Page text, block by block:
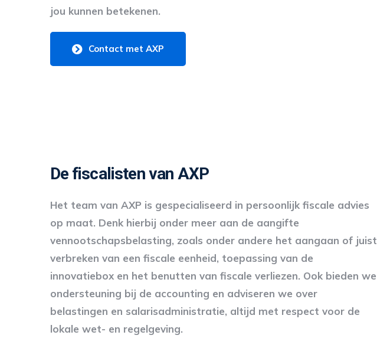
jou kunnen betekenen.
Contact met AXP
De fiscalisten van AXP
Het team van AXP is gespecialiseerd in persoonlijk fiscale advies
op maat. Denk hierbij onder meer aan de aangifte
vennootschapsbelasting, zoals onder andere het aangaan of juist
verbreken van een fiscale eenheid, toepassing van de
innovatiebox en het benutten van fiscale verliezen. Ook bieden we
ondersteuning bij de accounting en adviseren we over
belastingen en salarisadministratie, altijd met respect voor de
lokale wet- en regelgeving.